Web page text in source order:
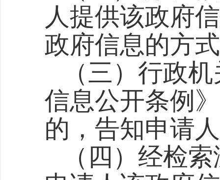
人提供该政府
政府信息的方
（三）行政
信息公开条例》
的，告知申请
（四）经检